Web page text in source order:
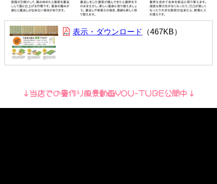
表示・ダウンロード 467KB
↓当店での畳作り風景動画YOU-TUBE公開中↓